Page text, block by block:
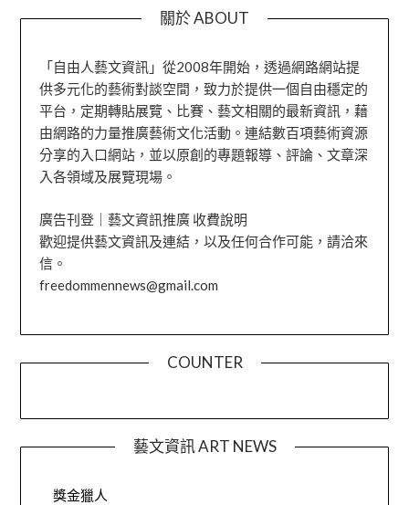
關於 ABOUT
「自由人藝文資訊」從2008年開始，透過網路網站提
供多元化的藝術對談空間，致力於提供一個自由穩定的
平台，定期轉貼展覽、比賽、藝文相關的最新資訊，藉
由網路的力量推廣藝術文化活動。連結數百項藝術資源
分享的入口網站，並以原創的專題報導、評論、文章深
入各領域及展覽現場。
廣告刊登｜藝文資訊推廣 收費說明
歡迎提供藝文資訊及連結，以及任何合作可能，請洽來
信。
freedommennews@gmail.com
COUNTER
藝文資訊 ART NEWS
獎金獵人